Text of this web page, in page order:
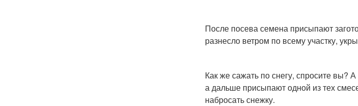
После посева семена присыпают
разнесло ветром по всему участку,
Как же сажать по снегу, спросите
а дальше присыпают одной из тех
набросать снежку.